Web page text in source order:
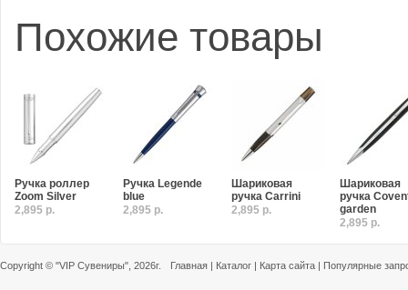
Похожие товары
Ручка роллер
Zoom Silver
2,895 р.
Ручка Legende
blue
2,895 р.
Шариковая
ручка Carrini
2,895 р.
Шариковая
ручка
garden
2,895 р.
Copyright © "VIP Сувениры" , 2026г. Главная | Каталог | Карта сайта | Популярные